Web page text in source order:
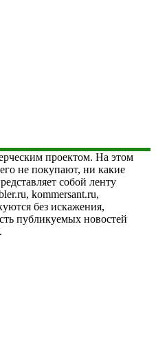
проектом. На этом
не покупают, ни какие
собой ленту
kommersant.ru,
без искажения,
публикуемых новостей